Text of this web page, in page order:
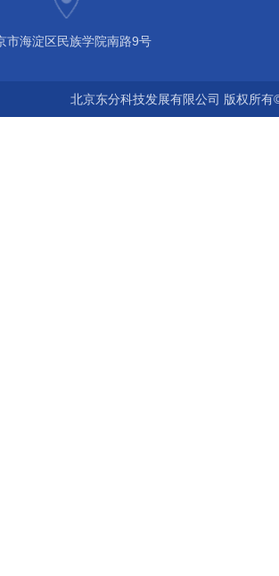
市海淀区民族学院南路9号
北京东分科技发展有限公司 版权所